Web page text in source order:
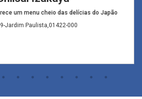
um menu cheio das delícias do Japão
Jardim Paulista,01422-000